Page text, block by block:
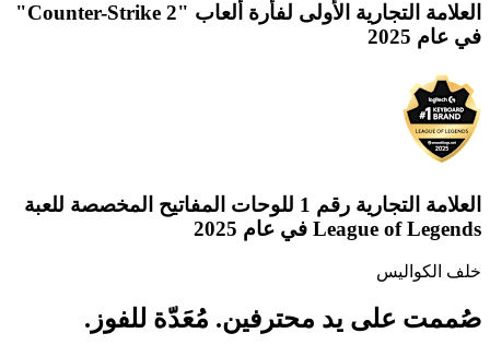
العلامة التجارية الأولى لفأرة ألعاب "Counter-Strike 2"
في عام 2025
العلامة التجارية رقم 1 للوحات المفاتيح المخصصة للعبة
League of Legends في عام 2025
خلف الكواليس
صُممت على يد محترفين. مُعَدّة للفوز.